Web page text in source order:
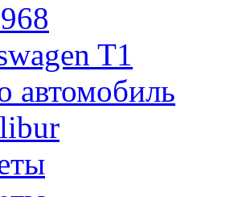
T1
автомобиль